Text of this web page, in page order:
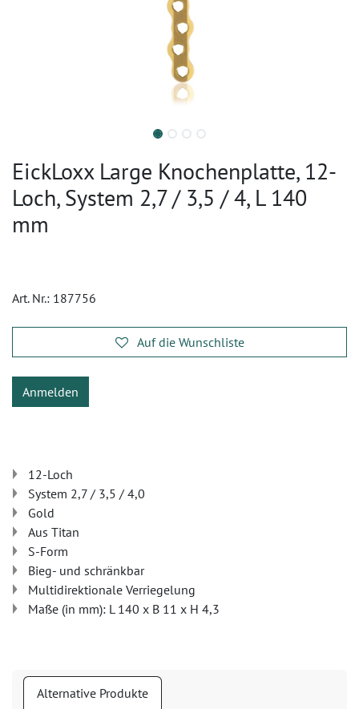
EickLoxx Large Knochenplatte, 12-
Loch, System 2,7 / 3,5 / 4, L 140
mm
Art. Nr.: 187756
Auf die Wunschliste
Anmelden
12-Loch
System 2,7 / 3,5 / 4,0
Gold
Aus Titan
S-Form
Bieg- und schränkbar
Multidirektionale Verriegelung
Maße (in mm): L 140 x B 11 x H 4,3
Alternative Produkte